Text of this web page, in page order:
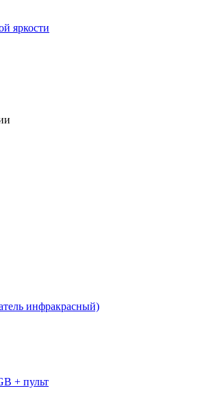
яркости
инфракрасный)
+ пульт